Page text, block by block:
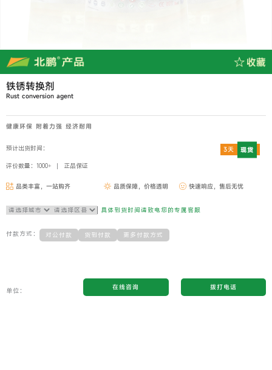
铁锈转换剂
Rust conversion agent
健康环保 附着力强 经济耐用
预计出货时间： 3天 现货
评价数量：1000+ 正品保证
品类丰富，一站购齐 品质保障，价格透明 快速响应，售后无忧
具体到货时间请致电您的专属客服
付款方式： 对公付款 货到付款 更多付款方式
单位： 在线咨询 拨打电话